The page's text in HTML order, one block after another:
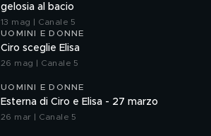
gelosia al bacio
13 mag | Canale 5
UOMINI E DONNE
Ciro sceglie Elisa
26 mag | Canale 5
UOMINI E DONNE
Esterna di Ciro e Elisa - 27 marzo
26 mar | Canale 5